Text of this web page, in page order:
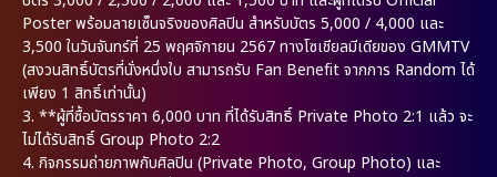
Poster พร้อมลายเซ็นจริงของศิลปิน สำหรับบัตร 5,000 / 4,000 และ
3,500 ในวันจันทร์ที่ 25 พฤศจิกายน 2567 ทางโซเชียลมีเดียของ GMMTV
(สงวนสิทธิ์บัตรที่นั่งหนึ่งใบ สามารถรับ Fan Benefit จากการ Random ได้
เพียง 1 สิทธิ์เท่านั้น)
3. **ผู้ที่ซื้อบัตรราคา 6,000 บาท ที่ได้รับสิทธิ์ Private Photo 2:1 แล้ว จะ
ไม่ได้รับสิทธิ์ Group Photo 2:2
4. กิจกรรมถ่ายภาพกับศิลปิน (Private Photo, Group Photo) และ